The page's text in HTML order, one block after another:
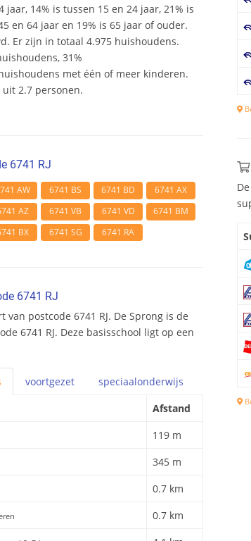
14% is tussen 15 en 24 jaar, 21% is
en 64 jaar en 19% is 65 jaar of ouder.
Er zijn in totaal 4.975 huishoudens.
31%
met één of meer kinderen.
2.7 personen.
6741 RJ
AW 6741 BS 6741 BD
6741 AX
AZ 6741 VB 6741 VD
6741 BM
BX 6741 SG 6741 RA
6741 RJ
postcode 6741 RJ. De Sprong is de
6741 RJ. Deze basisschool ligt op een
voortgezet speciaalonderwijs
Afstand
119 m
345 m
0.7 km
0.7 km